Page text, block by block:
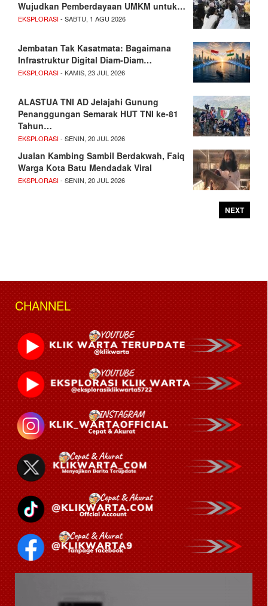
Wujudkan Pemberdayaan UMKM untuk…
EKSPLORASI- SABTU, 1 AGU 2026
Jembatan Tak Kasatmata: Bagaimana
Infrastruktur Digital Diam-Diam…
EKSPLORASI- KAMIS, 23 JUL 2026
ALASTUA TNI AD Jelajahi Gunung
Penanggungan Semarak HUT TNI ke-81
Tahun…
EKSPLORASI- SENIN, 20 JUL 2026
Jualan Kambing Sambil Berdakwah, Faiq
Warga Kota Batu Mendadak Viral
EKSPLORASI- SENIN, 20 JUL 2026
NEXT
CHANNEL